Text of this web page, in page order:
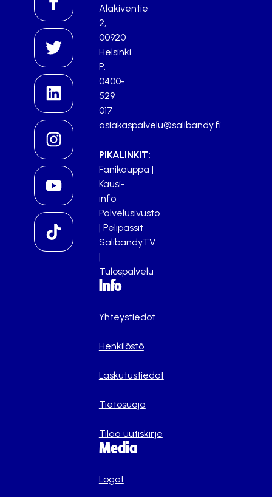
Alakiventie
2,
00920
Helsinki
P.
0400-
529
017
asiakaspalvelu@salibandy.fi
PIKALINKIT:
Fanikauppa |
Kausi-
info
Palvelusivusto
| Pelipassit
SalibandyTV
|
Tulospalvelu
Info
Yhteystiedot
Henkilöstö
Laskutustiedot
Tietosuoja
Tilaa uutiskirje
Media
Logot